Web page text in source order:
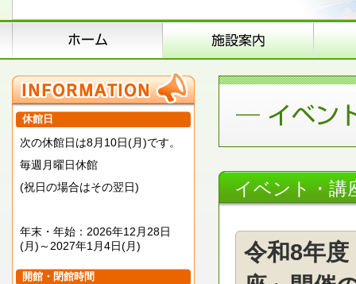
休館日
次の休館日は8月10日(月)です。
毎週月曜日休館
(祝日の場合はその翌日)
年末・年始：2026年12月28日
(月)～2027年1月4日(月)
開館・閉館時間
イベント・講
令和8年